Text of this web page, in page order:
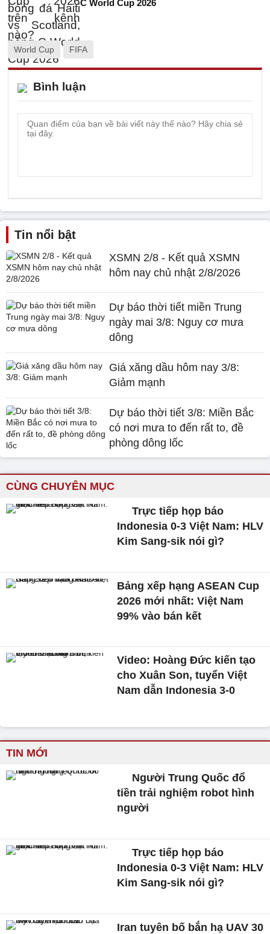
C World Cup 2026
World Cup FIFA
Bình luận
Tin nổi bật
XSMN 2/8 - Kết quả XSMN
hôm nay chủ nhật 2/8/2026
Dự báo thời tiết miền Trung
ngày mai 3/8: Nguy cơ mưa
dông
Giá xăng dầu hôm nay 3/8:
Giảm mạnh
Dự báo thời tiết 3/8: Miền Bắc
có nơi mưa to đến rất to, đề
phòng dông lốc
CÙNG CHUYÊN MỤC
Trực tiếp họp báo
Indonesia 0-3 Việt Nam: HLV
Kim Sang-sik nói gì?
Bảng xếp hạng ASEAN Cup
2026 mới nhất: Việt Nam
99% vào bán kết
Video: Hoàng Đức kiến tạo
cho Xuân Son, tuyển Việt
Nam dẫn Indonesia 3-0
TIN MỚI
Người Trung Quốc đổ
tiền trải nghiệm robot hình
người
Trực tiếp họp báo
Indonesia 0-3 Việt Nam: HLV
Kim Sang-sik nói gì?
Iran tuyên bố bắn hạ UAV 30